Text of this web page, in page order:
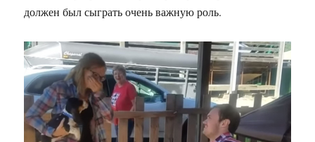
должен был сыграть очень важную роль.